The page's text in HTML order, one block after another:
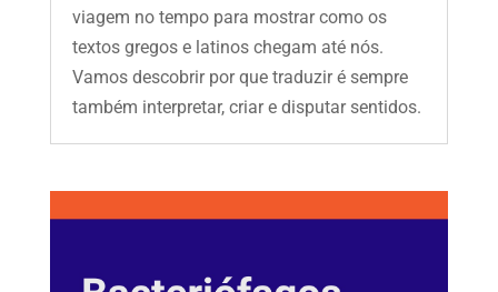
viagem no tempo para mostrar como os
textos gregos e latinos chegam até nós.
Vamos descobrir por que traduzir é sempre
também interpretar, criar e disputar sentidos.